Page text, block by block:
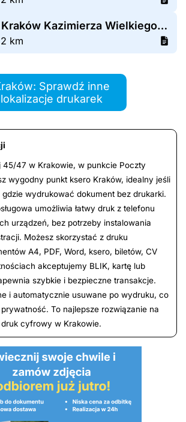
Żabka - Kraków Kazimierza Wielkiego 51
km
Sprawdź inne
lokalizacje drukarek
45/47 w Krakowie, w punkcie Poczty
wygodny punkt ksero Kraków, idealny jeśli
gdzie wydrukować dokument bez drukarki.
umożliwia łatwy druk z telefonu
urządzeń, bez potrzeby instalowania
Możesz skorzystać z druku
A4, PDF, Word, ksero, biletów, CV
akceptujemy BLIK, kartę lub
szybkie i bezpieczne transakcje.
i automatycznie usuwane po wydruku, co
To najlepsze rozwiązanie na
cyfrowy w Krakowie.